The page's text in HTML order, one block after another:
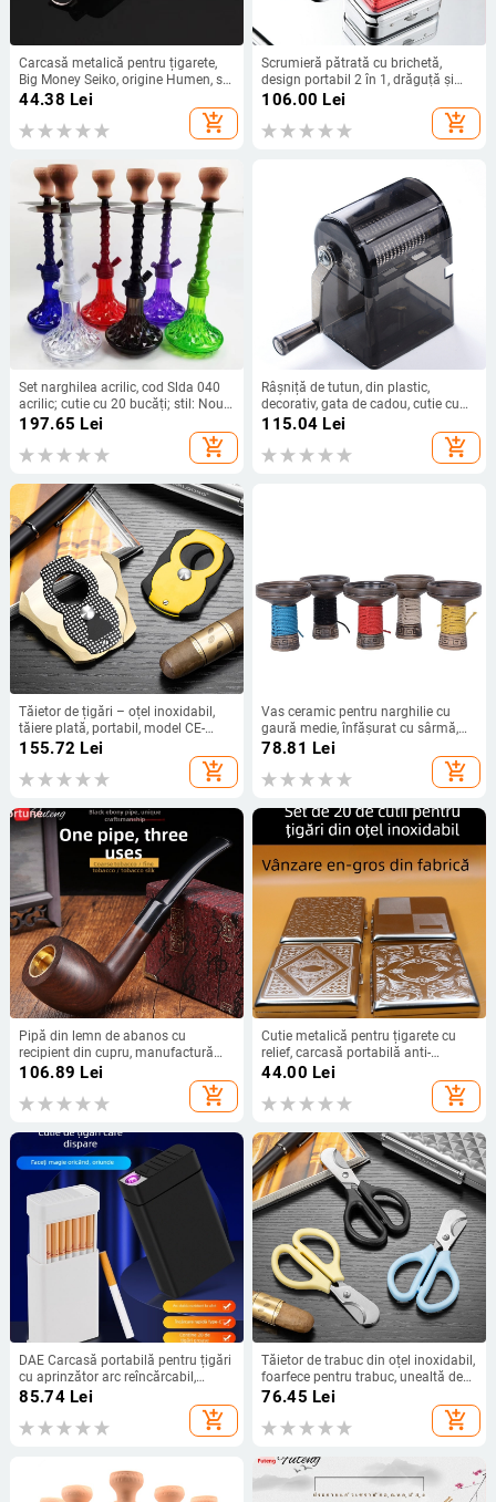
Carcasă metalică pentru țigarete,
Big Money Seiko, origine Humen, stil
modern minimalist, 10 bucăți în
44.38 Lei
add_shopping_cart
Scrumieră pătrată cu brichetă,
design portabil 2 în 1, drăguță și
compactă
106.00 Lei
add_shopping_cart
Set narghilea acrilic, cod Slda 040
acrilic; cutie cu 20 bucăți; stil: Noul
stil chinezesc; Reutilizabil: Da
197.65 Lei
add_shopping_cart
Râșniță de tutun, din plastic,
decorativ, gata de cadou, cutie cu
60 bucăți
115.04 Lei
add_shopping_cart
Tăietor de țigări – oțel inoxidabil,
tăiere plată, portabil, model CE-
25D2
155.72 Lei
add_shopping_cart
Vas ceramic pentru narghilie cu
gaură medie, înfășurat cu sârmă,
design minimalist modern
78.81 Lei
add_shopping_cart
Pipă din lemn de abanos cu
recipient din cupru, manufactură
manuală, filtru din lemn,
106.89 Lei
add_shopping_cart
Cutie metalică pentru țigarete cu
relief, carcasă portabilă anti-
presiune pentru bărbați, depozitare
44.00 Lei
add_shopping_cart
DAE Carcasă portabilă pentru țigări
cu aprinzător arc reîncărcabil,
design glisant, set de 20 bucăți
85.74Lei
add_shopping_cart
Tăietor de trabuc din oțel inoxidabil,
foarfece pentru trabuc, unealtă de
tăiere și tăietor de pastile 1/2
76.45 Lei
add_shopping_cart